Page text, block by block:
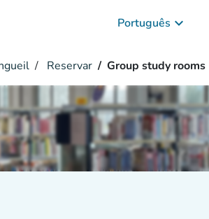
Português keyboard_arrow_down
Reservar Group study rooms